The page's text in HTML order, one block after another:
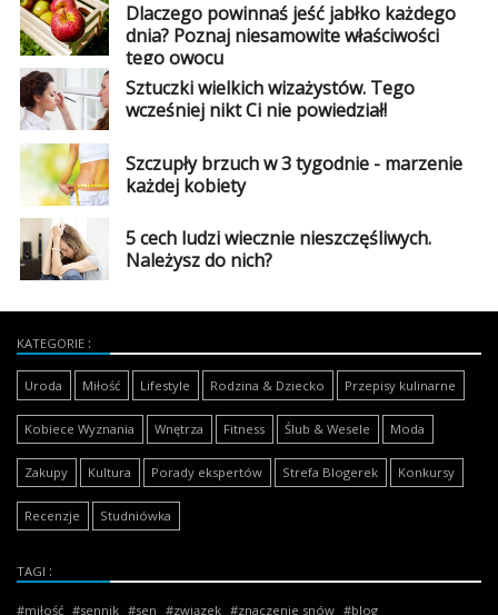
Dlaczego powinnaś jeść jabłko każdego
dnia? Poznaj niesamowite właściwości
tego owocu
Sztuczki wielkich wizażystów. Tego
wcześniej nikt Ci nie powiedział!
Szczupły brzuch w 3 tygodnie - marzenie
każdej kobiety
5 cech ludzi wiecznie nieszczęśliwych.
Należysz do nich?
KATEGORIE
Uroda Miłość Lifestyle Rodzina & Dziecko Przepisy kulinarne
Kobiece Wyznania Wnętrza Fitness Ślub & Wesele Moda
Zakupy Kultura Porady ekspertów Strefa Blogerek Konkursy
Recenzje Studniówka
TAGI
miłość sennik sen związek znaczenie snów blog